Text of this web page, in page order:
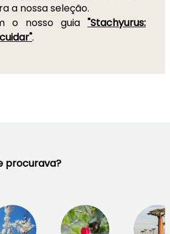
a nossa seleção.
o nosso guia "Stachyurus:
.
procurava?